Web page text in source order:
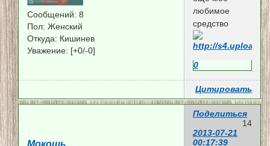
Сообщений: 8
Пол: Женский
Откуда: Кишинев
Уважение: [+0/-0]
любимое
средство
0
Цитировать
Поделиться
14
2013-07-21
00:17:39
Мокошь